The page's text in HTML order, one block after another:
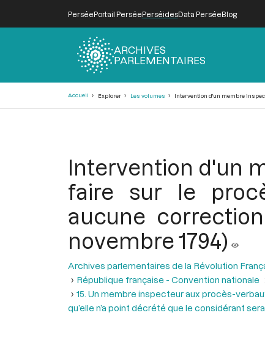
PerséePortail PerséePerséidesData PerséeBlog
ARCHIVES
PARLEMENTAIRES
Accueil Explorer Les volumes Intervention d'un membre
Intervention d'un
faire sur le
aucune
novembre 1794)
Archives parlementaires de la Révolution
République française - Convention nationale
15. Un membre inspecteur aux procès-
qu’elle n’a point décrété que le considérant